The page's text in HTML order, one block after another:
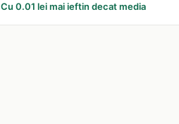
Cu 0.01 lei mai ieftin decat media